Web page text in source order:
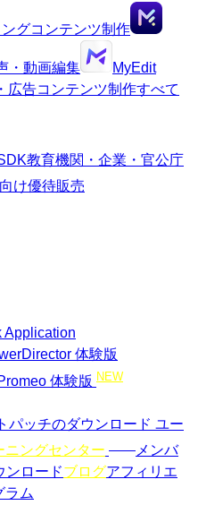
グコンテンツ制作
・動画編集
MyEdit
広告コンテンツ制作すべて
教育機関・企業・官公庁
け優待販売
Application
体験版
体験版 NEW
パッチのダウンロード ユー
ニングセンター
メンバ
ンロードブログアフィリエ
ラム